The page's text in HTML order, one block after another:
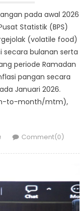
pada awal 2026
Statistik (BPS)
(volatile food)
bulanan serta
periode Ramadan
pangan secara
Januari 2026.
to-month/mtm),
Comment(0)